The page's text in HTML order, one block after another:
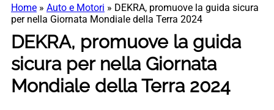
Home » Auto e Motori » DEKRA, promuove la guida sicura
per nella Giornata Mondiale della Terra 2024
DEKRA, promuove la guida
sicura per nella Giornata
Mondiale della Terra 2024